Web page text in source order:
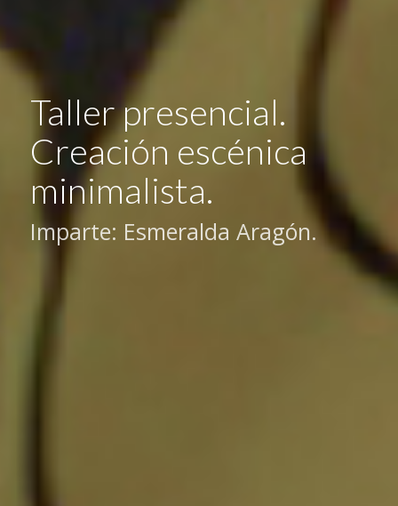
Taller presencial.
Creación escénica
minimalista.
Imparte: Esmeralda Aragón.